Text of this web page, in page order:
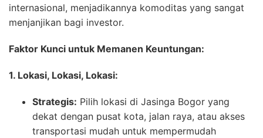
internasional, menjadikannya komoditas yang sangat
menjanjikan bagi investor.
Faktor Kunci untuk Memanen Keuntungan:
1. Lokasi, Lokasi, Lokasi:
Strategis: Pilih lokasi di Jasinga Bogor yang
dekat dengan pusat kota, jalan raya, atau akses
transportasi mudah untuk mempermudah